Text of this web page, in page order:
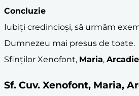
Concluzie
Iubiți credincioși, să urmăm
Dumnezeu mai presus de toate.
Sfinților Xenofont, Maria, Arcadie
Sf. Cuv. Xenofont, Maria,